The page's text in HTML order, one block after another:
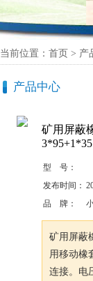
当前位置：首页 > 产
产品中心
矿用屏蔽
3*95+1*35
型 号：
发布时间：
品 牌：
矿用屏蔽
用移动橡
连接。电